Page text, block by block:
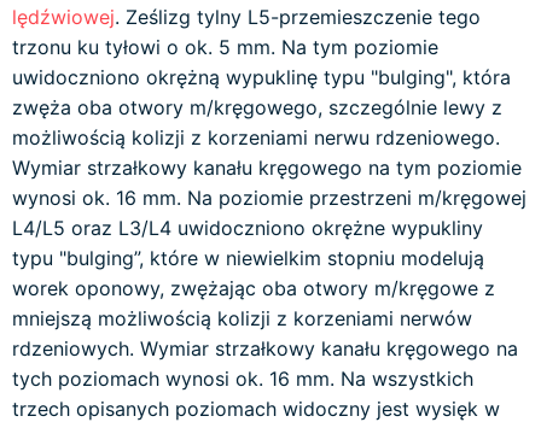
lędźwiowej. Ześlizg tylny L5-przemieszczenie tego
trzonu ku tyłowi o ok. 5 mm. Na tym poziomie
uwidoczniono okrężną wypuklinę typu "bulging", która
zwęża oba otwory m/kręgowego, szczególnie lewy z
możliwością kolizji z korzeniami nerwu rdzeniowego.
Wymiar strzałkowy kanału kręgowego na tym poziomie
wynosi ok. 16 mm. Na poziomie przestrzeni m/kręgowej
L4/L5 oraz L3/L4 uwidoczniono okrężne wypukliny
typu "bulging”, które w niewielkim stopniu modelują
worek oponowy, zwężając oba otwory m/kręgowe z
mniejszą możliwością kolizji z korzeniami nerwów
rdzeniowych. Wymiar strzałkowy kanału kręgowego na
tych poziomach wynosi ok. 16 mm. Na wszystkich
trzech opisanych poziomach widoczny jest wysięk w